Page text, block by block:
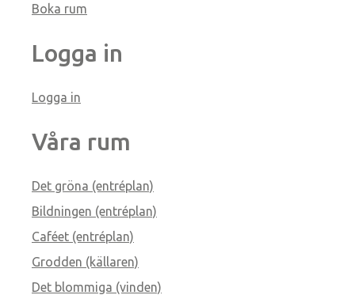
Boka rum
Logga in
Logga in
Våra rum
Det gröna (entréplan)
Bildningen (entréplan)
Caféet (entréplan)
Grodden (källaren)
Det blommiga (vinden)